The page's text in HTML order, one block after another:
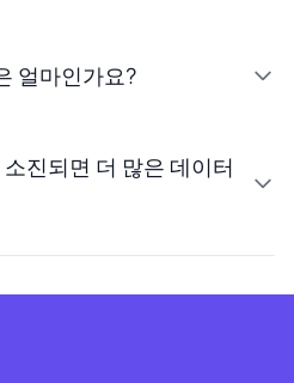
얼마인가요?
진되면 더 많은 데이터